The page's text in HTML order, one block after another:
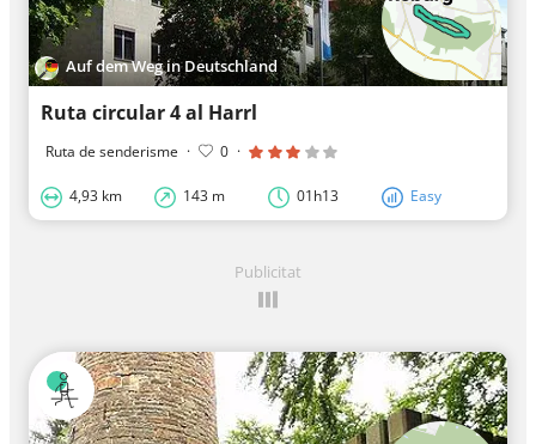
Auf dem Weg in Deutschland
Ruta circular 4 al Harrl
Ruta de senderisme · 0 ·
4,93 km 143 m 01h13 Easy
Publicitat